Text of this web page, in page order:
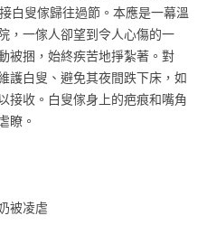
白叟傢歸往過節。本應是一幕溫
，一傢人卻望到令人心傷的一
被捆，始終疾苦地掙紮著。對
護白叟、避免其夜間跌下床，如
接收。白叟傢身上的疤痕和嘴角
瞭。
被凌虐